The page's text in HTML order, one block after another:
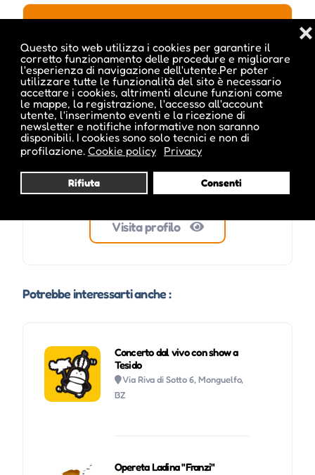
Questo sito web utilizza i cookies per garantire il
corretto funzionamento delle procedure e migliorare
l'esperienza di navigazione dell'utente.Per poter
utilizzare tutte le funzionalità del sito è necessario
accettare i cookies, altrimenti alcune funzioni come
le mappe, la registrazione, l'accesso all'account
utente, l'inserimento eventi e la ricezione di
newsletter e notifiche informative non saranno
disponibili. I cookies sono solo tecnici e non di
profilazione. Cookie policy Privacy
Rifiuta Consenti
❌
ale inside
Visita profilo
Potrebbe interessarti anche :
Concerto dal vivo con show a
Tesido
Via Riva di Sotto 6, Monguelfo,
BZ
Opereta Ladina "Franzi"